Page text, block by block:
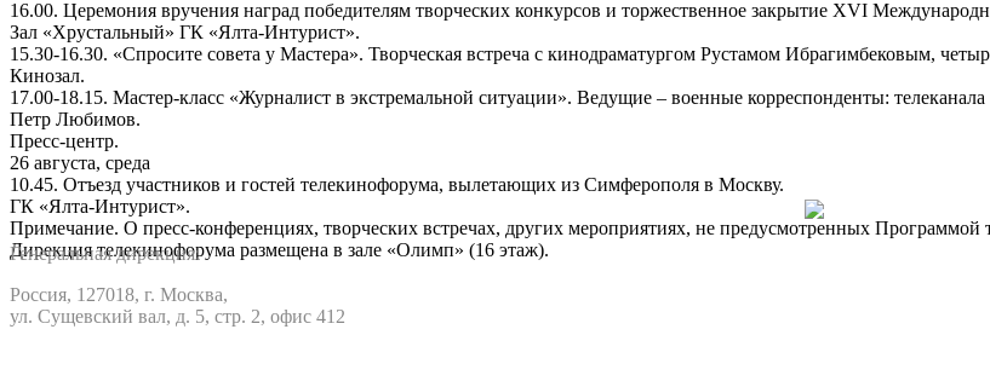
16.00. Церемония вручения наград победителям творческих конкурсов и торжественное закрытие XVI
Зал «Хрустальный» ГК «Ялта-Интурист».
15.30-16.30. «Спросите совета у Мастера». Творческая встреча с кинодраматургом Рустамом Ибрагимбековым,
Кинозал.
17.00-18.15. Мастер-класс «Журналист в экстремальной ситуации». Ведущие – военные корреспонденты:
Петр Любимов.
Пресс-центр.
26 августа, среда
10.45. Отъезд участников и гостей телекинофорума, вылетающих из Симферополя в Москву.
ГК «Ялта-Интурист».
Примечание. О пресс-конференциях, творческих встречах, других мероприятиях, не предусмотренных Программой
Дирекция телекинофорума размещена в зале «Олимп» (16 этаж).
Генеральная дирекция:
Россия, 127018, г. Москва,
ул. Сущевский вал, д. 5, стр. 2, офис 412